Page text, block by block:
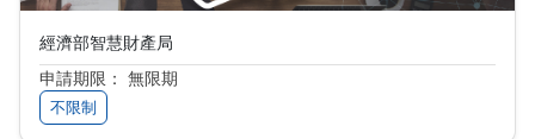
經濟部智慧財產局
申請期限： 無限期
不限制